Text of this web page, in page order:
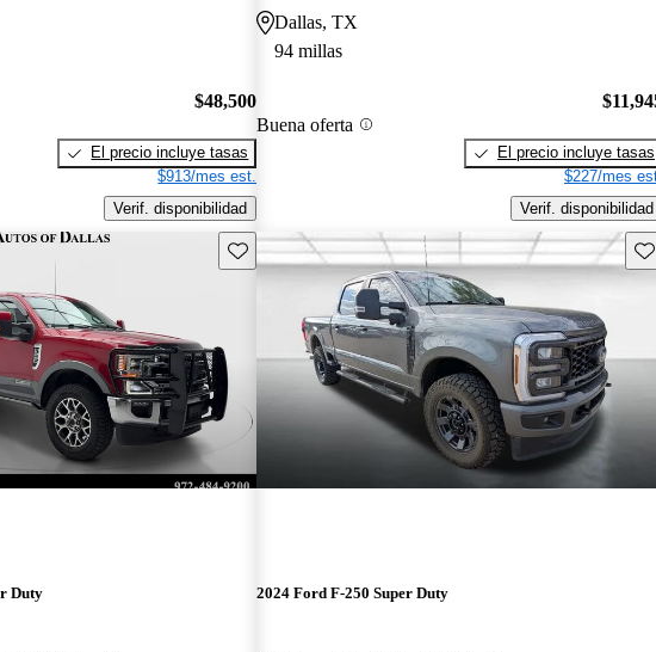
$48,500
El precio incluye tasas
$913/mes est.
Verif. disponibilidad
Dallas, TX
94 millas
Buena oferta
El precio incluye tasas
$227/mes
Verif. disponibilidad
Guarda este Aviso
Duty 2024 Ford F-250 Super Duty